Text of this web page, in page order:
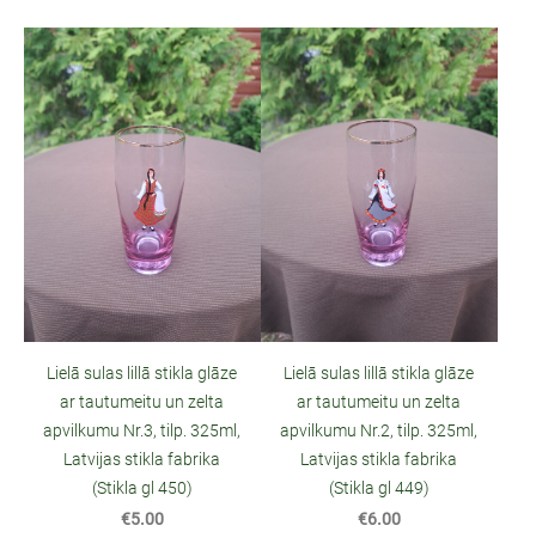
Lielā sulas lillā stikla glāze
ar tautumeitu un zelta
apvilkumu Nr.3, tilp. 325ml,
Latvijas stikla fabrika
(Stikla gl 450)
€5.00
Lielā sulas lillā stikla glāze
ar tautumeitu un zelta
apvilkumu Nr.2, tilp. 325ml,
Latvijas stikla fabrika
(Stikla gl 449)
€6.00